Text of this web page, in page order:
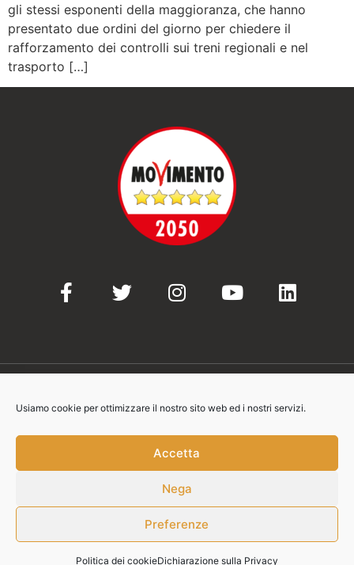
Usiamo cookie per ottimizzare il nostro sito web ed i nostri servizi.
Accetta
Nega
Preferenze
Politica dei cookieDichiarazione sulla Privacy
gli stessi esponenti della maggioranza, che hanno
presentato due ordini del giorno per chiedere il
rafforzamento dei controlli sui treni regionali e nel
trasporto […]
© 2021-2023 Movimento 5 Stelle
Contatti:
info@movimento5stelle.eu
privacy@movimento5stelle.eu